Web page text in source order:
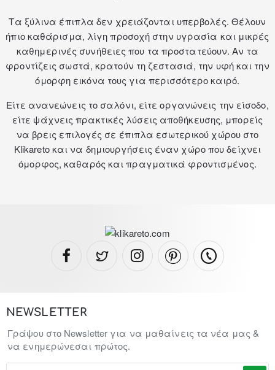
Τα ξύλινα έπιπλα δεν χρειάζονται υπερβολές. Θέλουν
ήπιο καθάρισμα, λίγη προσοχή στην υγρασία και μικρές
καθημερινές συνήθειες που τα προστατεύουν. Αν τα
φροντίζεις σωστά, κρατούν τη ζεστασιά, την υφή και την
όμορφη εικόνα τους για περισσότερο καιρό.
Είτε ανανεώνεις το σαλόνι, είτε οργανώνεις την είσοδο,
είτε ψάχνεις πρακτικές λύσεις αποθήκευσης, μπορείς
να βρεις επιλογές σε έπιπλα εσωτερικού χώρου στο
Klikareto και να δημιουργήσεις έναν χώρο που δείχνει
όμορφος, καθαρός και πραγματικά φροντισμένος.
NEWSLETTER
Γράψου στο Newsletter για να μαθαίνεις τα νέα μας &
να ενημερώνεσαι πρώτος.